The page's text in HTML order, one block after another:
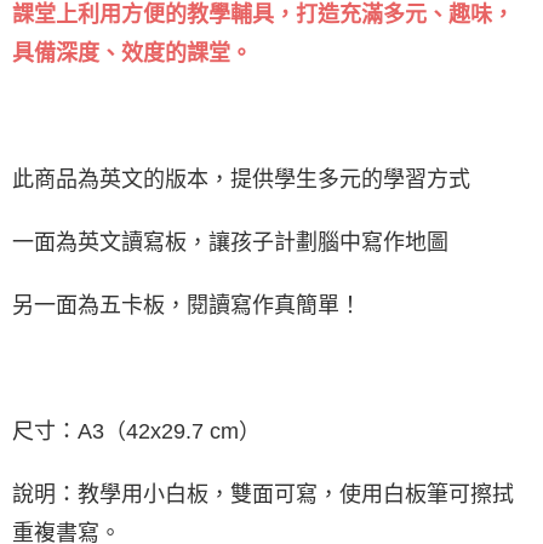
課堂上利用方便的教學輔具，打造充滿多元、趣味，
具備深度、效度的課堂。
此商品為英文的版本，提供學生多元的學習方式
一面為英文讀寫板，讓孩子計劃腦中寫作地圖
另一面為五卡板，閱讀寫作真簡單！
尺寸：A3（42x29.7 cm）
說明：教學用小白板，雙面可寫，使用白板筆可擦拭
重複書寫。